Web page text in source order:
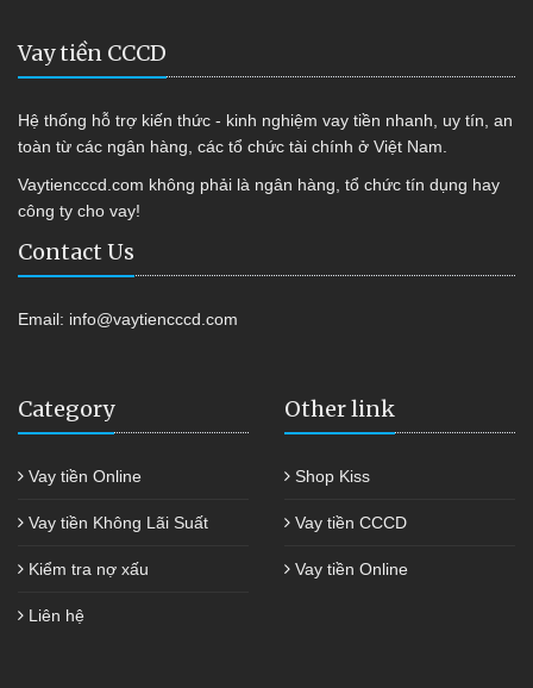
Vay tiền CCCD
Hệ thống hỗ trợ kiến thức - kinh nghiệm vay tiền nhanh, uy tín, an
toàn từ các ngân hàng, các tổ chức tài chính ở Việt Nam.
Vaytiencccd.com không phải là ngân hàng, tổ chức tín dụng hay
công ty cho vay!
Contact Us
Email: info@vaytiencccd.com
Category
Vay tiền Online
Vay tiền Không Lãi Suất
Kiểm tra nợ xấu
Liên hệ
Other link
Shop Kiss
Vay tiền CCCD
Vay tiền Online